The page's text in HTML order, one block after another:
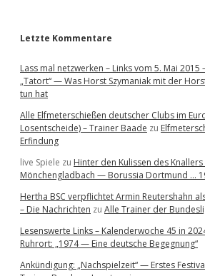
Letzte Kommentare
Lass mal netzwerken – Links vom 5. Mai
„Tatort“ — Was Horst Szymaniak mit der
tun hat
Alle Elfmeterschießen deutscher Clubs im
Losentscheide) – Trainer Baade zu
Erfindung
live Spiele zu Hinter den Kulissen des
Mönchengladbach — Borussia Dortmund …
Hertha BSC verpflichtet Armin Reutershahn
– Die Nachrichten zu Alle Trainer der
Lesenswerte Links – Kalenderwoche 45 in
Ruhrort: „1974 — Eine deutsche Begegnung“
Ankündigung: „Nachspielzeit“ — Erstes